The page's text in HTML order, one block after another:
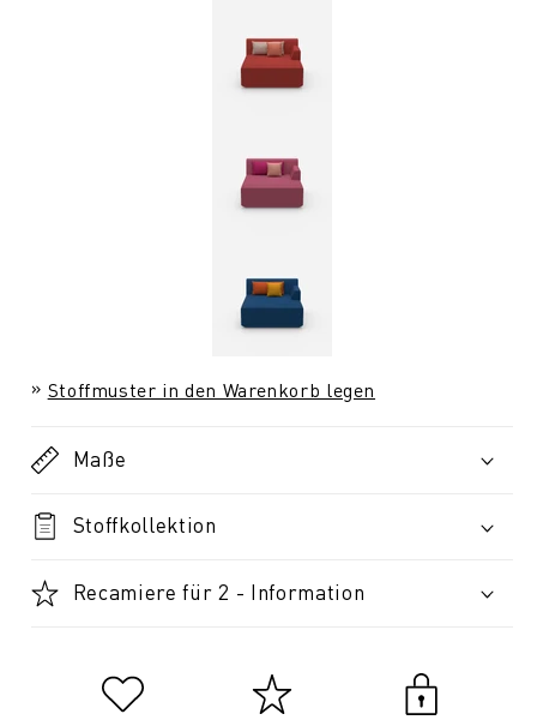
Stoffmuster in den Warenkorb legen
Maße
Stoffkollektion
Recamiere für 2 - Information